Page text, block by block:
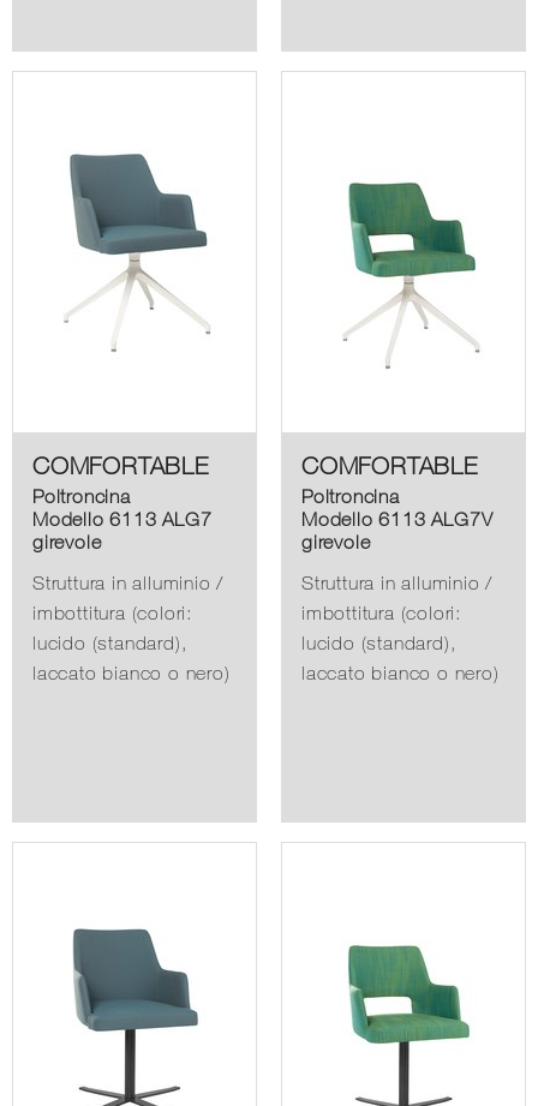
COMFORTABLE
Poltroncina
Modello 6113 ALG7
girevole
Struttura in alluminio /
imbottitura (colori:
lucido (standard),
laccato bianco o nero)
COMFORTABLE
Poltroncina
Modello 6113 ALG7V
girevole
Struttura in alluminio /
imbottitura (colori:
lucido (standard),
laccato bianco o nero)